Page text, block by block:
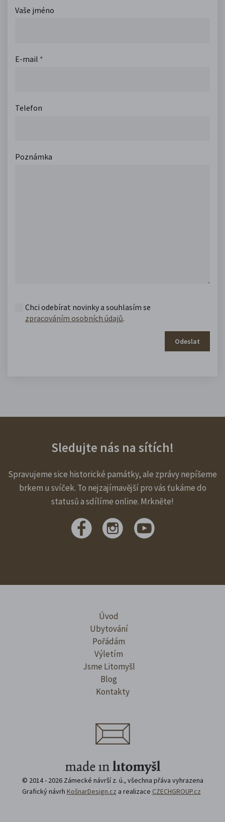
Vaše jméno
E-mail *
Telefon
Poznámka
Chci odebírat novinky a souhlasím se
zpracováním osobních údajů.
Odeslat
Sledujte nás na sítích!
Spravujeme sice historické památky, ale zprávy nepíšeme
brkem u svíček. To nejzajímavější pro vás ťukáme do
statusů a sdílíme online. Mrkněte!
Úvod
Ubytování
Pořádám
Výletím
Jsme Litomyšl
Blog
Kontakty
© 2014 - 2026 Zámecké návrší z. ú., všechna přáva vyhrazena
Grafický návrh KošnarDesign.cz a realizace CZECHGROUP.cz